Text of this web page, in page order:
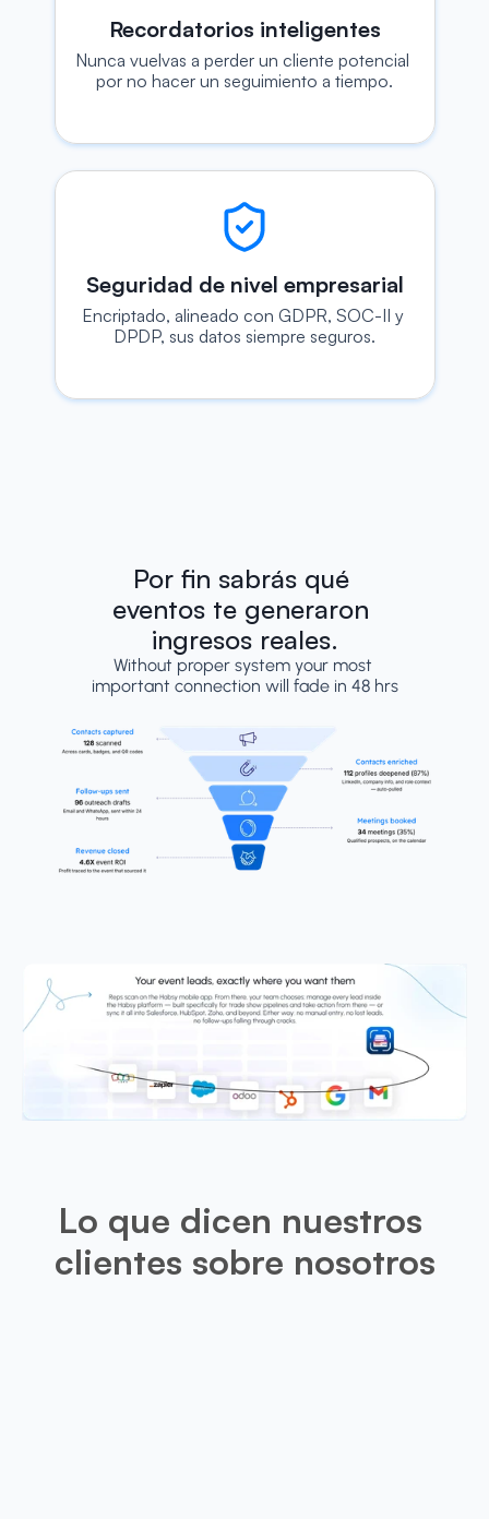
Recordatorios inteligentes
Nunca vuelvas a perder un cliente potencial
por no hacer un seguimiento a tiempo.
Seguridad de nivel empresarial
Encriptado, alineado con GDPR, SOC-II y
DPDP, sus datos siempre seguros.
Por fin sabrás qué
eventos te generaron
ingresos reales.
Without proper system your most
important connection will fade in 48 hrs
Lo que dicen nuestros
clientes sobre nosotros